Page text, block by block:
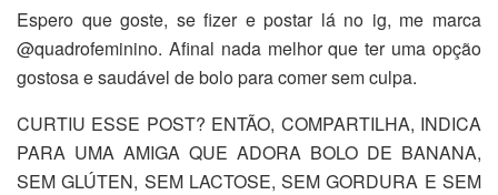
Espero que goste, se fizer e postar lá no ig, me marca
@quadrofeminino. Afinal nada melhor que ter uma opção
gostosa e saudável de bolo para comer sem culpa.
CURTIU ESSE POST? ENTÃO, COMPARTILHA, INDICA
PARA UMA AMIGA QUE ADORA BOLO DE BANANA,
SEM GLÚTEN, SEM LACTOSE, SEM GORDURA E SEM